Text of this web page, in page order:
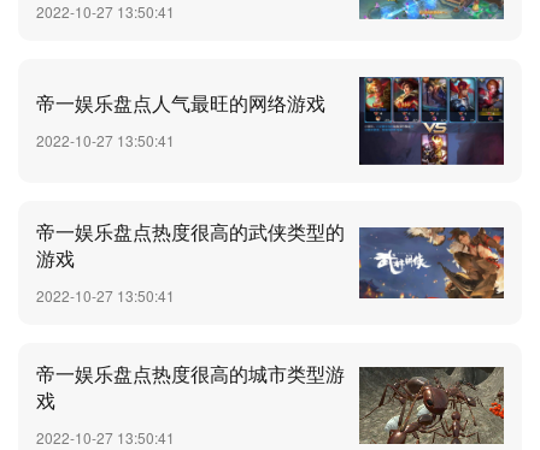
2022-10-27 13:50:41
帝一娱乐盘点人气最旺的网络游戏
2022-10-27 13:50:41
帝一娱乐盘点热度很高的武侠类型的
游戏
2022-10-27 13:50:41
帝一娱乐盘点热度很高的城市类型游
戏
2022-10-27 13:50:41